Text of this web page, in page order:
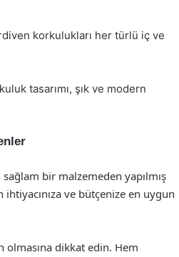
korkulukları her türlü iç ve
tasarımı, şık ve modern
bir malzemeden yapılmış
ve bütçenize en uygun
olmasına dikkat edin. Hem